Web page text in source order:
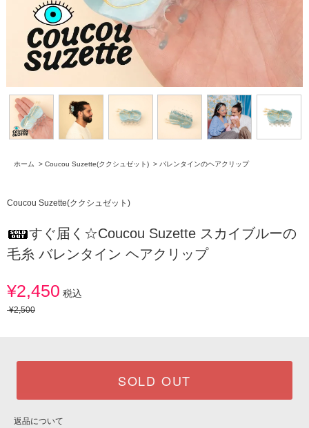
ホーム > Coucou Suzette(ククシュゼット) > バレンタインのヘアクリップ
Coucou Suzette(ククシュゼット)
すぐ届く☆Coucou Suzette スカイブルーの
毛糸 バレンタイン ヘアクリップ
¥2,450 税込
¥2,500
SOLD OUT
返品について